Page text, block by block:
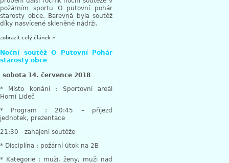
požárním sportu O putovní pohár
starosty obce. Barevná byla soutěž
díky nasvícené skleněné nádrži.
zobrazit celý článek »
Noční soutěž O Putovní Pohár
starosty obce
sobota 14. července 2018
* Místo konání : Sportovní areál
Horní Lideč
* Program : 20:45 – příjezd
jednotek, prezentace
21:30 - zahájeni soutěže
* Disciplína : požární útok na 2B
* Kategorie : muži, ženy, muži nad